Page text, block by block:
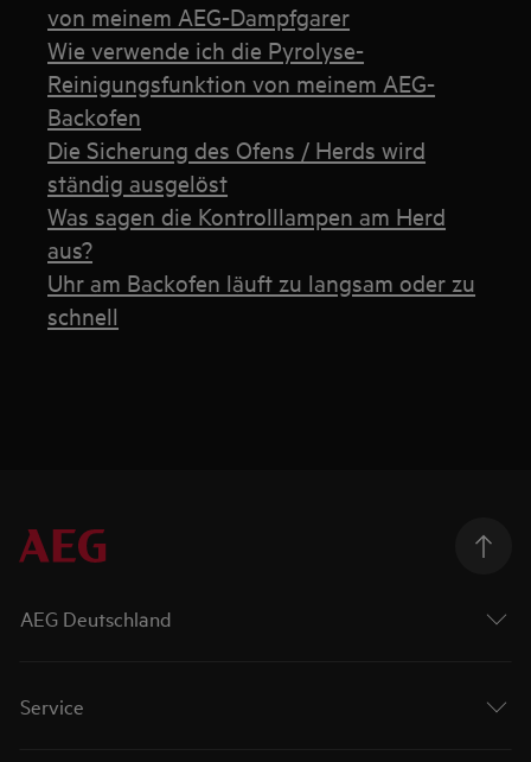
von meinem AEG-Dampfgarer
Wie verwende ich die Pyrolyse-
Reinigungsfunktion von meinem AEG-
Backofen
Die Sicherung des Ofens / Herds wird
ständig ausgelöst
Was sagen die Kontrolllampen am Herd
aus?
Uhr am Backofen läuft zu langsam oder zu
schnell
AEG Deutschland
Service